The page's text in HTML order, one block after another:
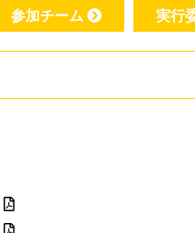
参加チーム 実行